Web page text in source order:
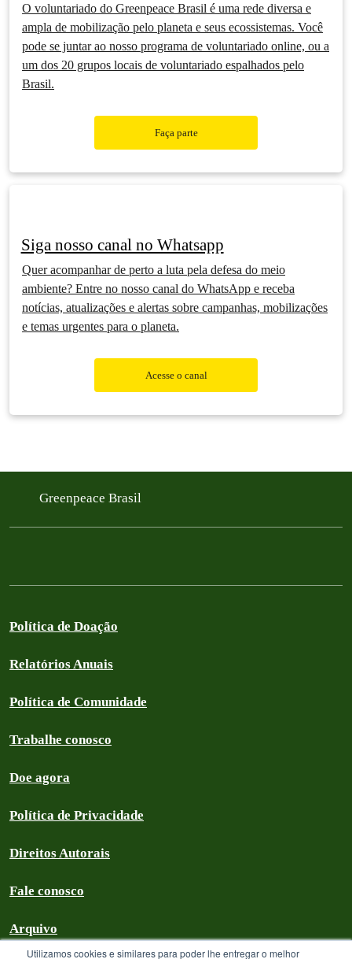
Utilizamos cookies e similares para poder lhe entregar o melhor
O voluntariado do Greenpeace Brasil é uma rede diversa e
ampla de mobilização pelo planeta e seus ecossistemas. Você
pode se juntar ao nosso programa de voluntariado online, ou a
um dos 20 grupos locais de voluntariado espalhados pelo
Brasil.
Faça parte
Siga nosso canal no Whatsapp
Quer acompanhar de perto a luta pela defesa do meio
ambiente? Entre no nosso canal do WhatsApp e receba
notícias, atualizações e alertas sobre campanhas, mobilizações
e temas urgentes para o planeta.
Acesse o canal
Greenpeace Brasil
Política de Doação
Relatórios Anuais
Política de Comunidade
Trabalhe conosco
Doe agora
Política de Privacidade
Direitos Autorais
Fale conosco
Arquivo